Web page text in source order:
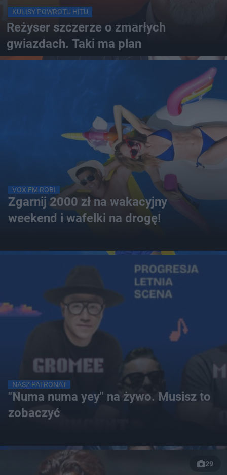
KULISY POWROTU HITU
Reżyser szczerze o zmarłych
gwiazdach. Taki ma plan
VOX FM ROBI
Zgarnij 2000 zł na wakacyjny
weekend i wafelki na drogę!
NASZ PATRONAT
"Numa numa yey" na żywo. Musisz to
zobaczyć
29